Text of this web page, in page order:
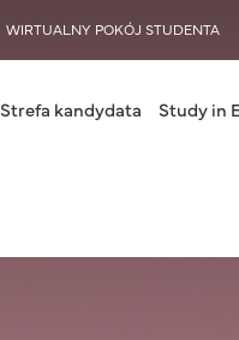
WIRTUALNY POKÓJ STUDENTA
Strefa kandydata Study in